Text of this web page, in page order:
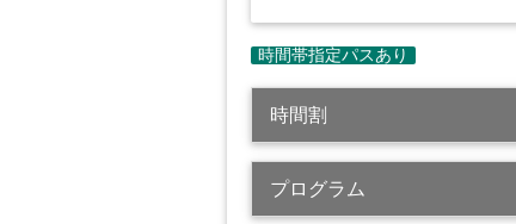
時間割
プログラム